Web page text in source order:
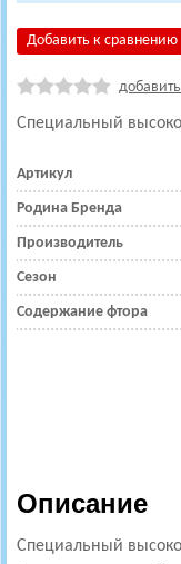
Добавить к сравнению
Специальный
Артикул
Родина Бренда
Производитель
Сезон
Содержание фтора
Описание
Специальный